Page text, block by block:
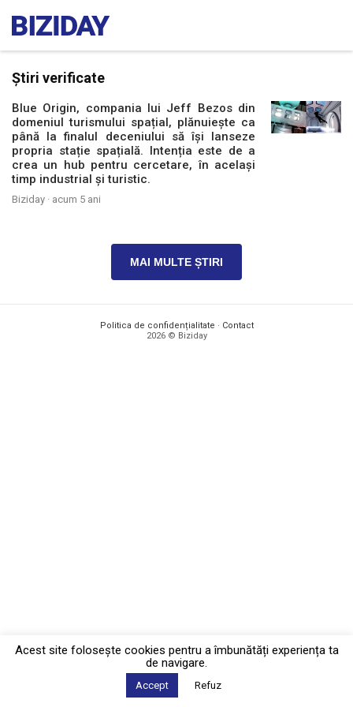
Știri verificate
Blue Origin, compania lui Jeff Bezos din
domeniul turismului spațial, plănuiește ca
până la finalul deceniului să își lanseze
propria stație spațială. Intenția este de a
crea un hub pentru cercetare, în același
timp industrial și turistic.
Biziday · acum 5 ani
MAI MULTE ȘTIRI
Politica de confidențialitate · Contact
2026 © Biziday
Acest site foloseşte cookies pentru a îmbunătăți experiența ta
de navigare.
Accept Refuz